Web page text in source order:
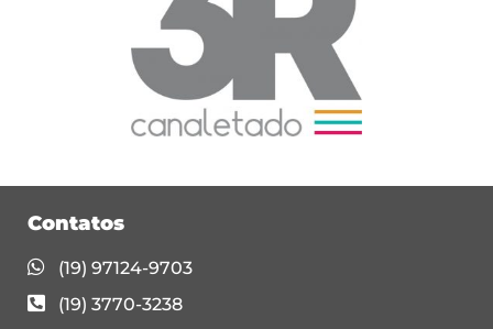
Contatos
(19) 97124-9703
(19) 3770-3238